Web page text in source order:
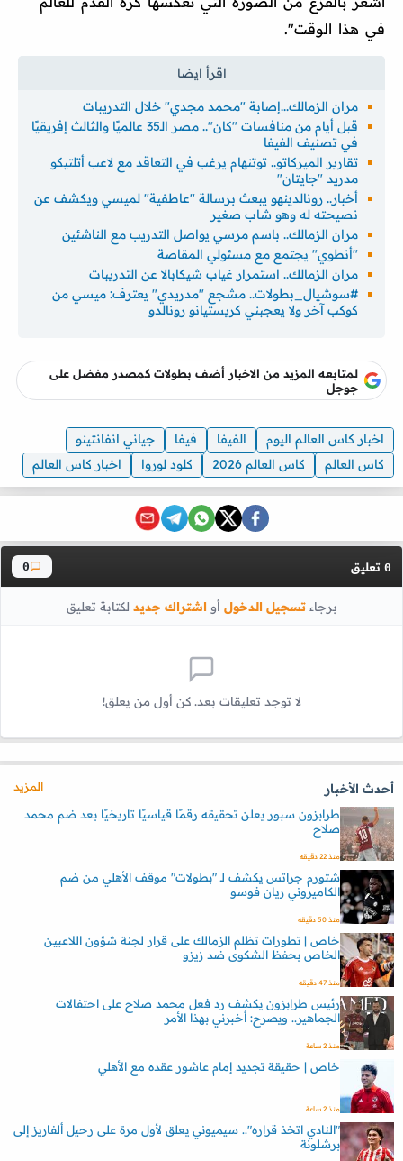
في هذا الوقت".
مران الزمالك...إصابة "محمد مجدي" خلال التدريبات
قبل أيام من منافسات "كان".. مصر الـ35 عالميًا والثالث إفريقيًا
في تصنيف الفيفا
تقارير الميركاتو.. توتنهام يرغب في التعاقد مع لاعب أتلتيكو
مدريد "جايتان"
أخبار.. رونالدينهو يبعث برسالة "عاطفية" لميسي ويكشف عن
نصيحته له وهو شاب صغير
مران الزمالك.. باسم مرسي يواصل التدريب مع الناشئين
"أنطوي" يجتمع مع مسئولي المقاصة
مران الزمالك.. استمرار غياب شيكابالا عن التدريبات
#سوشيال_بطولات.. مشجع "مدريدي" يعترف: ميسي من
كوكب آخر ولا يعجبني كريستيانو رونالدو
لمتابعه المزيد من الاخبار أضف بطولات كمصدر مفضل على
جوجل
اخبار كاس العالم اليوم الفيفا فيفا
جياني انفانتينو
كاس العالم
كاس العالم 2026 كلود لوروا اخبار كاس العالم
0 تعليق 0
برجاءتسجيل الدخول أواشتراك جديد لكتابة تعليق
لا توجد تعليقات بعد. كن أول من يعلق!
أحدث الأخبار
المزيد
طرابزون سبور يعلن تحقيقه رقمًا قياسيًا تاريخيًا بعد ضم محمد
صلاح
منذ 22 دقيقه
شتورم جراتس يكشف لـ "بطولات" موقف الأهلي من ضم
الكاميروني ريان فوسو
منذ 50 دقيقه
خاص | تطورات تظلم الزمالك على قرار لجنة شؤون اللاعبين
الخاص بحفظ الشكوى ضد زيزو
منذ 47 دقيقه
رئيس طرابزون يكشف رد فعل محمد صلاح على احتفالات
الجماهير.. ويصرح: أخبرني بهذا الأمر
منذ 2 ساعة
خاص | حقيقة تجديد إمام عاشور عقده مع الأهلي
منذ 2 ساعة
"النادي اتخذ قراره".. سيميوني يعلق لأول مرة على رحيل ألفاريز إلى
برشلونة